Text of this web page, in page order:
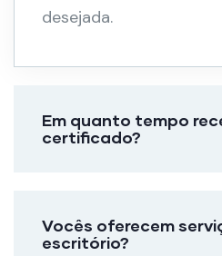
desejada.
Em quanto tempo
certificado?
Vocês oferecem
escritório?